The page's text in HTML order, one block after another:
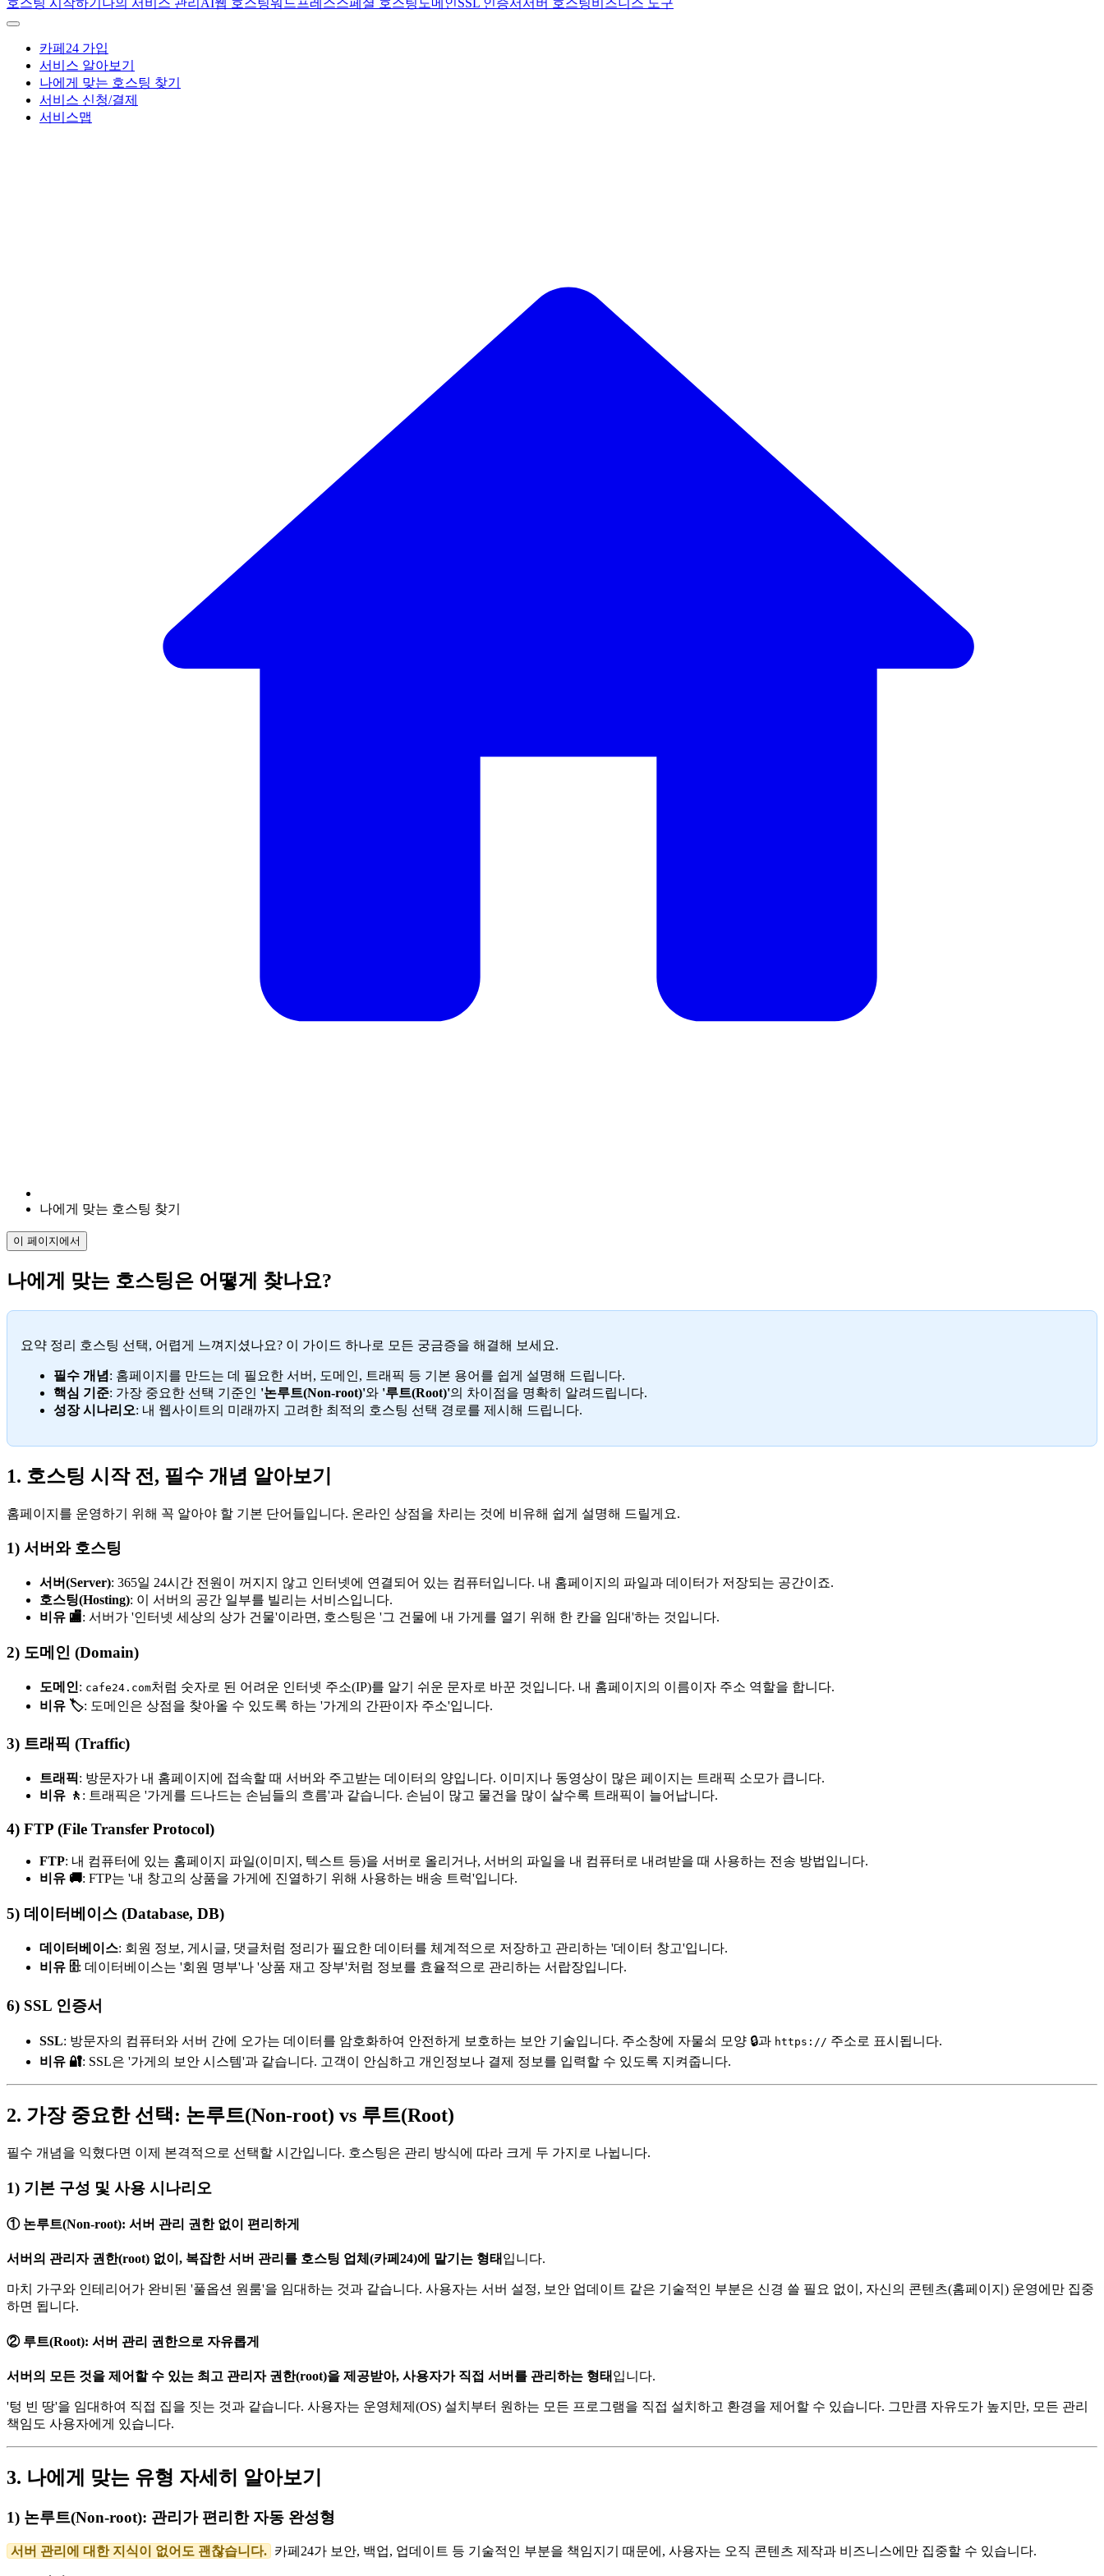
호스팅 시작하기 나의 서비스 관리 AI웹 호스팅워드프레스스페셜 호스팅 도메인SSL 인증서서버 호스팅비즈니스 도구
카페24 가입
서비스 알아보기
나에게 맞는 호스팅 찾기
서비스 신청/결제
서비스맵
나에게 맞는 호스팅 찾기
이 페이지에서
나에게 맞는 호스팅은 어떻게 찾나요?
요약 정리 호스팅 선택, 어렵게 느껴지셨나요? 이 가이드 하나로 모든 궁금증을 해결해 보세요.
필수 개념: 홈페이지를 만드는 데 필요한 서버, 도메인, 트래픽 등 기본 용어를 쉽게 설명해 드립니다.
핵심 기준: 가장 중요한 선택 기준인 '논루트(Non-root)'와 '루트(Root)'의 차이점을 명확히 알려드립니다.
성장 시나리오: 내 웹사이트의 미래까지 고려한 최적의 호스팅 선택 경로를 제시해 드립니다.
1. 호스팅 시작 전, 필수 개념 알아보기
홈페이지를 운영하기 위해 꼭 알아야 할 기본 단어들입니다. 온라인 상점을 차리는 것에 비유해 쉽게 설명해 드릴게요.
1) 서버와 호스팅
서버(Server): 365일 24시간 전원이 꺼지지 않고 인터넷에 연결되어 있는 컴퓨터입니다. 내 홈페이지의 파일과 데이터가 저장되는 공간이죠.
호스팅(Hosting): 이 서버의 공간 일부를 빌리는 서비스입니다.
비유 🏬: 서버가 '인터넷 세상의 상가 건물'이라면, 호스팅은 '그 건물에 내 가게를 열기 위해 한 칸을 임대'하는 것입니다.
2) 도메인 (Domain)
도메인: cafe24.com처럼 숫자로 된 어려운 인터넷 주소(IP)를 알기 쉬운 문자로 바꾼 것입니다. 내 홈페이지의 이름이자 주소 역할을 합니다.
비유 🏷️: 도메인은 상점을 찾아올 수 있도록 하는 '가게의 간판이자 주소'입니다.
3) 트래픽 (Traffic)
트래픽: 방문자가 내 홈페이지에 접속할 때 서버와 주고받는 데이터의 양입니다. 이미지나 동영상이 많은 페이지는 트래픽 소모가 큽니다.
비유 🚶 : 트래픽은 '가게를 드나드는 손님들의 흐름'과 같습니다. 손님이 많고 물건을 많이 살수록 트래픽이 늘어납니다.
4) FTP (File Transfer Protocol)
FTP: 내 컴퓨터에 있는 홈페이지 파일(이미지, 텍스트 등)을 서버로 올리거나, 서버의 파일을 내 컴퓨터로 내려받을 때 사용하는 전송 방법입니다.
비유 🚚: FTP는 '내 창고의 상품을 가게에 진열하기 위해 사용하는 배송 트럭'입니다.
5) 데이터베이스 (Database, DB)
데이터베이스: 회원 정보, 게시글, 댓글처럼 정리가 필요한 데이터를 체계적으로 저장하고 관리하는 '데이터 창고'입니다.
비유 🗄️: 데이터베이스는 '회원 명부'나 '상품 재고 장부'처럼 정보를 효율적으로 관리하는 서랍장입니다.
6) SSL 인증서
SSL: 방문자의 컴퓨터와 서버 간에 오가는 데이터를 암호화하여 안전하게 보호하는 보안 기술입니다. 주소창에 자물쇠 모양 🔒과 https:// 주소로 표시됩니다.
비유 🔐: SSL은 '가게의 보안 시스템'과 같습니다. 고객이 안심하고 개인정보나 결제 정보를 입력할 수 있도록 지켜줍니다.
2. 가장 중요한 선택: 논루트(Non-root) vs 루트(Root)
필수 개념을 익혔다면 이제 본격적으로 선택할 시간입니다. 호스팅은 관리 방식에 따라 크게 두 가지로 나뉩니다.
1) 기본 구성 및 사용 시나리오
① 논루트(Non-root): 서버 관리 권한 없이 편리하게
서버의 관리자 권한(root) 없이, 복잡한 서버 관리를 호스팅 업체(카페24)에 맡기는 형태 입니다.
마치 가구와 인테리어가 완비된 '풀옵션 원룸'을 임대하는 것과 같습니다. 사용자는 서버 설정, 보안 업데이트 같은 기술적인 부분은 신경 쓸 필요 없이, 자신의 콘텐츠(홈페이지) 운영에만 집중
하면 됩니다.
② 루트(Root): 서버 관리 권한으로 자유롭게
서버의 모든 것을 제어할 수 있는 최고 관리자 권한(root)을 제공받아, 사용자가 직접 서버를 관리하는 형태 입니다.
'텅 빈 땅'을 임대하여 직접 집을 짓는 것과 같습니다. 사용자는 운영체제(OS) 설치부터 원하는 모든 프로그램을 직접 설치하고 환경을 제어할 수 있습니다. 그만큼 자유도가 높지만, 모든 관리
책임도 사용자에게 있습니다.
3. 나에게 맞는 유형 자세히 알아보기
1) 논루트(Non-root): 관리가 편리한 자동 완성형
서버 관리에 대한 지식이 없어도 괜찮습니다. 카페24가 보안, 백업, 업데이트 등 기술적인 부분을 책임지기 때문에, 사용자는 오직 콘텐츠 제작과 비즈니스에만 집중할 수 있습니다.